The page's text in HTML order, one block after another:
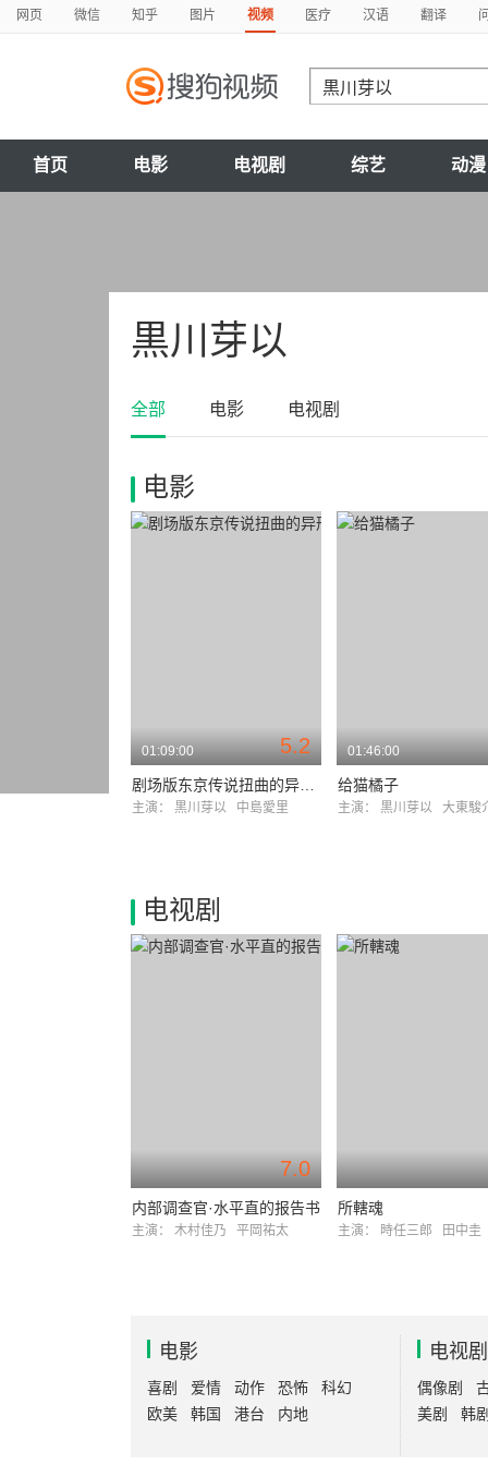
网页 微信 知乎 图片 视频 医疗 汉语 翻译
首页 电影 电视剧 综艺 动漫
黒川芽以
全部 电影 电视剧
电影
5.2
01:09:00
主演： 黒川芽以 中島愛里
01:46:00
给猫橘子
主演： 黒川芽以 大東
电视剧
7.0
内部调查官·水平直的报告书
主演： 木村佳乃 平岡祐太
所轄魂
主演： 時任三郎 田中圭
电影
喜剧 爱情 动作 恐怖
科幻
欧美
韩国 港台 内地
电视剧
偶像剧
美剧
韩